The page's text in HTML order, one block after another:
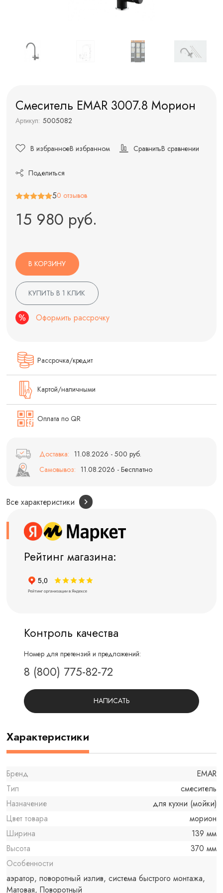
Смеситель EMAR 3007.8 Морион
Артикул: 5005082
В избранноеВ избранном СравнитьВ сравнении
Поделиться
50 отзывов
15 980 руб.
В КОРЗИНУ
КУПИТЬ В 1 КЛИК
Оформить рассрочку
Рассрочка/кредит
Картой/наличными
Оплата по QR
Доставка: 11.08.2026 - 500 руб.
Самовывоз: 11.08.2026 - Бесплатно
Все характеристики
Рейтинг магазина:
Контроль качества
Номер для претензий и предложений:
8 (800) 775-82-72
НАПИСАТЬ
Характеристики
Бренд
EMAR
Тип
смеситель
Назначение
для кухни (мойки)
Цвет товара
морион
Ширина
139 мм
Высота
370 мм
Особенности
аэратор, поворотный излив, система быстрого монтажа,
Матовая, Поворотный